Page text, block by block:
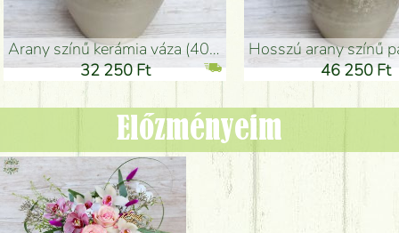
arany színű kerámia váza (40x26cm)
32 250 Ft
hosszú arany színű
46 250 Ft
Előzményeim